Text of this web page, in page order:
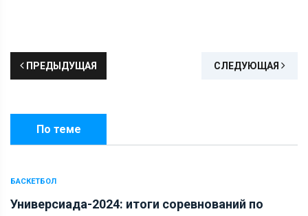
ПРЕДЫДУЩАЯ СЛЕДУЮЩАЯ
По теме
БАСКЕТБОЛ
Универсиада-2024: итоги соревнований по